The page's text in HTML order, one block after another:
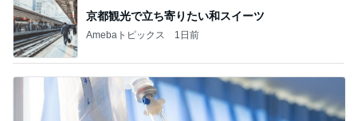
京都観光で立ち寄りたい和スイーツ
Amebaトピックス 1日前